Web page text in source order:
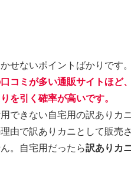
せないポイントばかりです
コミが多い通販サイトほど
を引く確率が高いです。
できない自宅用の訳ありカ
由で訳ありカニとして販売
。自宅用だったら訳ありカ